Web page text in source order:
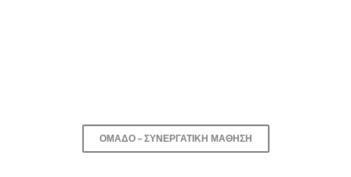
ΟΜΑΔΟ – ΣΥΝΕΡΓΑΤΙΚΉ ΜΆΘΗΣΗ